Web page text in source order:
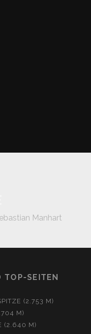
Manhart
TOP-SEITEN
(2.753 M)
M)
(2.640 M)